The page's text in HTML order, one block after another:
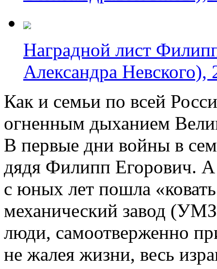
Наградной лист
Александра Невского),
Как и семьи по всей
огненным дыханием
В первые дни войны в
дядя Филипп Егорович. А
с юных лет пошла
механический завод
люди, самоотверженно
не жалея жизни, весь